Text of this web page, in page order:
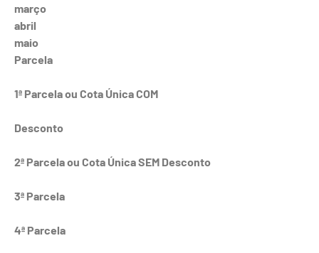
março
abril
maio
Parcela
1ª Parcela ou Cota Única COM
Desconto
2ª Parcela ou Cota Única SEM Desconto
3ª Parcela
4ª Parcela